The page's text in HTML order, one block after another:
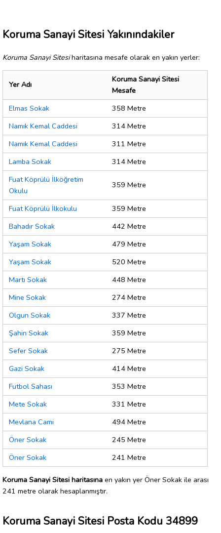
Koruma Sanayi Sitesi Yakınındakiler
Koruma Sanayi Sitesiharitasına mesafe olarak en yakın yerler:
Yer Adı
Koruma Sanayi Sitesi
Mesafe
Elmas Sokak
358 Metre
Namık Kemal Caddesi
314 Metre
Namık Kemal Caddesi
311 Metre
Lamba Sokak
314 Metre
Fuat Köprülü İlköğretim
Okulu
359 Metre
Fuat Köprülü İlkokulu
359 Metre
Bahadır Sokak
442 Metre
Yaşam Sokak
479 Metre
Yaşam Sokak
520 Metre
Martı Sokak
448 Metre
Mine Sokak
274 Metre
Olgun Sokak
337 Metre
Şahin Sokak
359 Metre
Sefer Sokak
275 Metre
Gazi Sokak
414 Metre
Futbol Sahası
353 Metre
Mete Sokak
331 Metre
Mevlana Cami
494 Metre
Öner Sokak
245 Metre
Öner Sokak
241 Metre
Koruma Sanayi Sitesi haritasına en yakın yer Öner Sokak ile arası
241 metre olarak hesaplanmıştır.
Koruma Sanayi Sitesi Posta Kodu 34899